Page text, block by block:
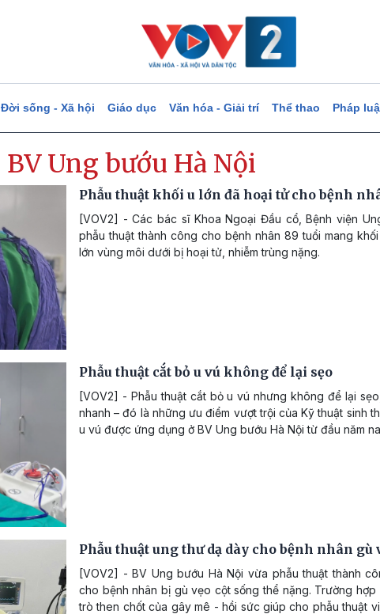
Đời sống - Xã hội Giáo dục Văn hóa - Giải trí Thể thao Pháp
BV Ung bướu Hà Nội
Phẫu thuật khối u lớn đã hoại tử cho bệnh
[VOV2] - Các bác sĩ Khoa Ngoại Đầu cổ, Bệnh viện
phẫu thuật thành công cho bệnh nhân 89 tuổi mang
lớn vùng môi dưới bị hoại tử, nhiễm trùng nặng.
Phẫu thuật cắt bỏ u vú không để lại sẹo
[VOV2] - Phẫu thuật cắt bỏ u vú nhưng không để lại
nhanh – đó là những ưu điểm vượt trội của Kỹ thuật sinh
u vú được ứng dụng ở BV Ung bướu Hà Nội từ đầu năm
Phẫu thuật ung thư dạ dày cho bệnh nhân gù
[VOV2] - BV Ung bướu Hà Nội vừa phẫu thuật thành
cho bệnh nhân bị gù vẹo cột sống thể nặng. Trường hợp
trò then chốt của gây mê - hồi sức giúp cho phẫu thuật